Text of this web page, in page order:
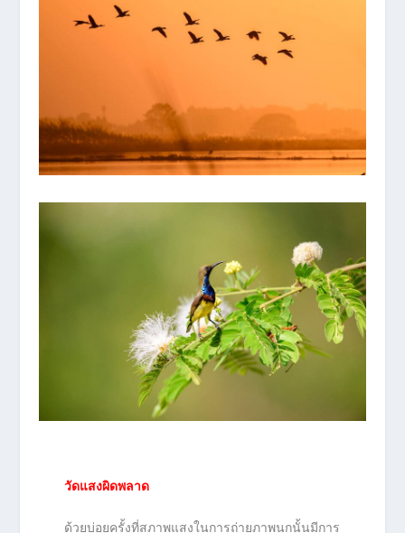
วัดแสงผิดพลาด
ด้วยบ่อยครั้งที่สภาพแสงในการถ่ายภาพนกนั้นมีการ